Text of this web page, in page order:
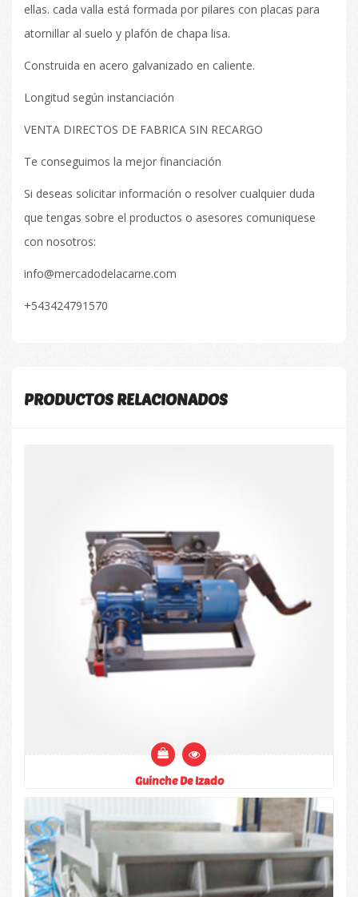
ellas. cada valla está formada por pilares con placas para
atornillar al suelo y plafón de chapa lisa.
Construida en acero galvanizado en caliente.
Longitud según instanciación
VENTA DIRECTOS DE FABRICA SIN RECARGO
Te conseguimos la mejor financiación
Si deseas solicitar información o resolver cualquier duda
que tengas sobre el productos o asesores comuniquese
con nosotros:
info@mercadodelacarne.com
+543424791570
PRODUCTOS RELACIONADOS
Guinche De Izado